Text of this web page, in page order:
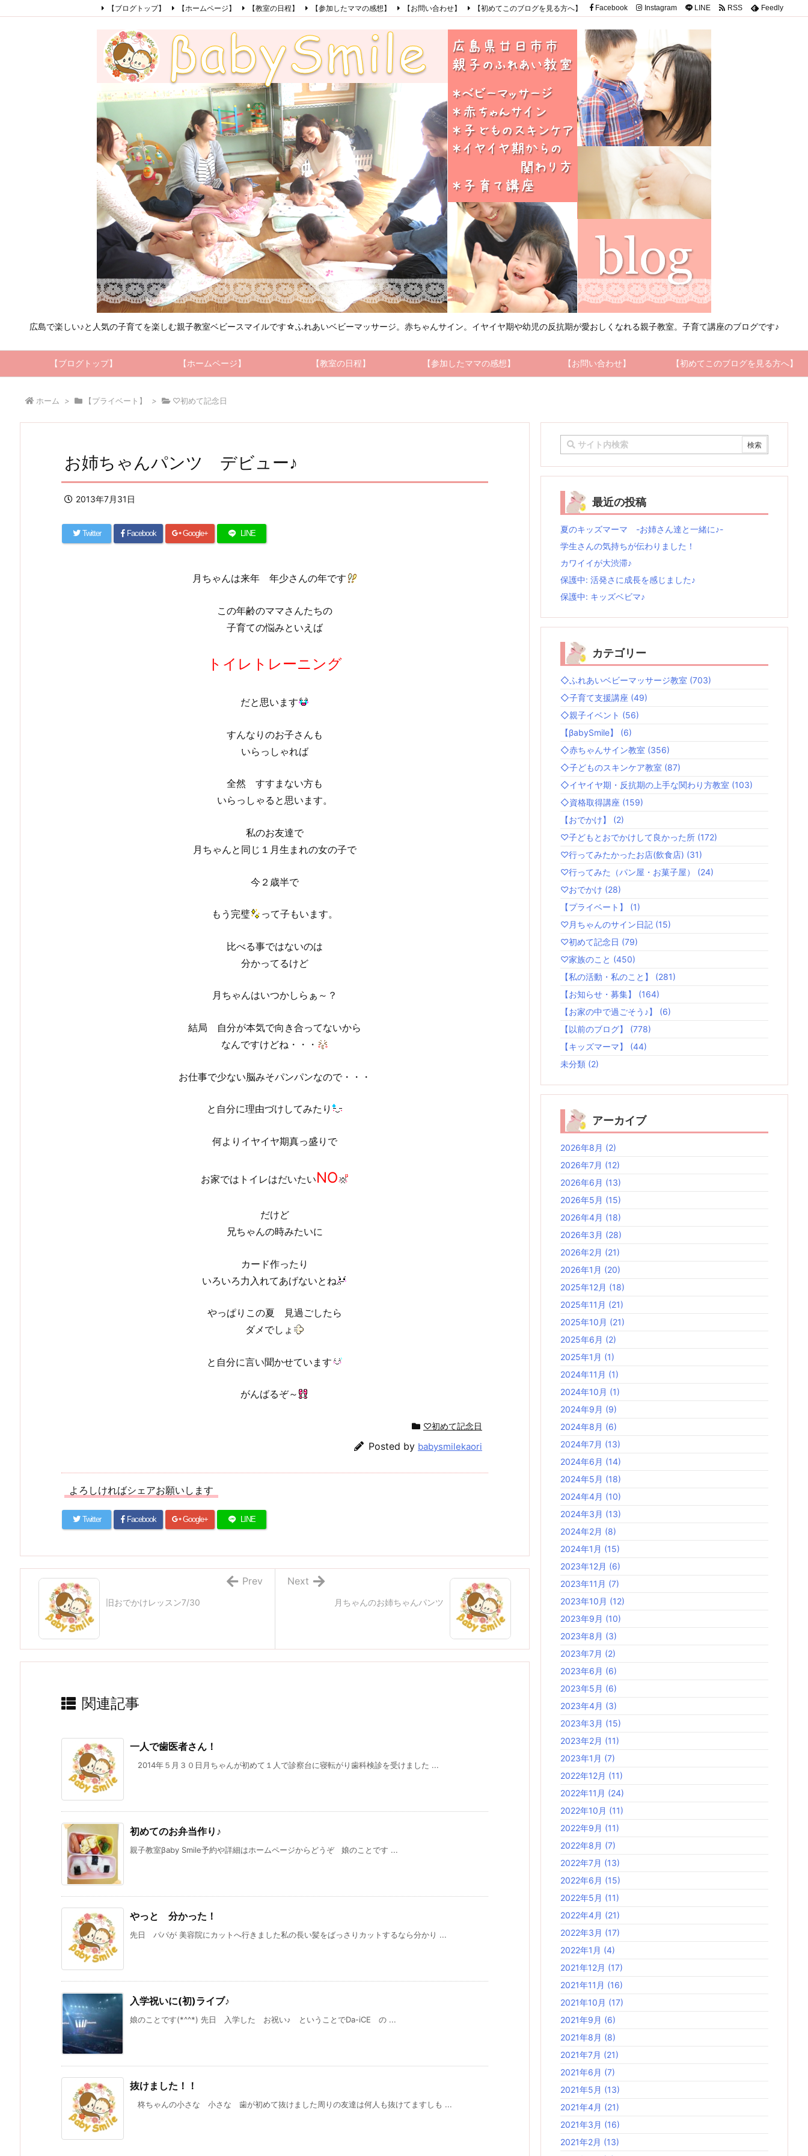
広島で楽しい♪と人気の子育てを楽しむ親子教室ベビースマイルです☆ふれあいベビーマッサージ。赤ちゃんサイン。イヤイヤ期や幼児の反抗期が愛おしくなれる親子教室。子育て講座のブログです♪
【ブログトップ】 【ホームページ】 【教室の日程】 【参加したママの感想】 【お問い合わせ】 【初めてこのブログを見る方へ】
【ブログトップ】 【ホームページ】 【教室の日程】 【参加したママの感想】 【お問い合わせ】 【初めてこのブログを見る方へ】 Facebook Instagram LINE RSS Feedly
ホーム > 【プライベート】 > ♡初めて記念日
お姉ちゃんパンツ デビュー♪
2013年7月31日
Twitter Facebook Google+ LINE
月ちゃんは来年 年少さんの年です
この年齢のママさんたちの
子育ての悩みといえば
トイレトレーニング
だと思います
すんなりのお子さんも
いらっしゃれば
全然 すすまない方も
いらっしゃると思います。
私のお友達で
月ちゃんと同じ１月生まれの女の子で
今２歳半で
もう完璧 って子もいます。
比べる事ではないのは
分かってるけど
月ちゃんはいつかしらぁ～？
結局 自分が本気で向き合ってないから
なんですけどね・・・
お仕事で少ない脳みそパンパンなので・・・
と自分に理由づけしてみたり
何よりイヤイヤ期真っ盛りで
お家ではトイレはだいたいNO
だけど
兄ちゃんの時みたいに
カード作ったり
いろいろ力入れてあげないとね
やっぱりこの夏 見過ごしたら
ダメでしょ
と自分に言い聞かせています
がんばるぞ～
♡初めて記念日
Posted by babysmilekaori
よろしければシェアお願いします
Twitter Facebook Google+ LINE
月ちゃんのお姉ちゃんパンツ
Next
旧おでかけレッスン7/30
Prev
関連記事
一人で歯医者さん！
2014年５月３０日月ちゃんが初めて１人で診察台に寝転がり歯科検診を受けました ...
初めてのお弁当作り♪
親子教室βaby Smile予約や詳細はホームページからどうぞ 娘のことです ...
やっと 分かった！
先日 パパが 美容院にカットへ行きました私の長い髪をばっさりカットするなら分かり ...
入学祝いに(初)ライブ♪
娘のことです(*^^*) 先日 入学した お祝い♪ ということでDa-iCE の ...
抜けました！！
柊ちゃんの小さな 小さな 歯が初めて抜けました周りの友達は何人も抜けてますしも ...
最近の投稿
夏のキッズマーマ -お姉さん達と一緒に♪-
学生さんの気持ちが伝わりました！
カワイイが大渋滞♪
保護中: 活発さに成長を感じました♪
保護中: キッズベビマ♪
カテゴリー
◇ふれあいベビーマッサージ教室 (703)
◇子育て支援講座 (49)
◇親子イベント (56)
【βabySmile】 (6)
◇赤ちゃんサイン教室 (356)
◇子どものスキンケア教室 (87)
◇イヤイヤ期・反抗期の上手な関わり方教室 (103)
◇資格取得講座 (159)
【おでかけ】 (2)
♡子どもとおでかけして良かった所 (172)
♡行ってみたかったお店(飲食店) (31)
♡行ってみた（パン屋・お菓子屋） (24)
♡おでかけ (28)
【プライベート】 (1)
♡月ちゃんのサイン日記 (15)
♡初めて記念日 (79)
♡家族のこと (450)
【私の活動・私のこと】 (281)
【お知らせ・募集】 (164)
【お家の中で過ごそう♪】 (6)
【以前のブログ】 (778)
【キッズマーマ】 (44)
未分類 (2)
アーカイブ
2026年8月 (2)
2026年7月 (12)
2026年6月 (13)
2026年5月 (15)
2026年4月 (18)
2026年3月 (28)
2026年2月 (21)
2026年1月 (20)
2025年12月 (18)
2025年11月 (21)
2025年10月 (21)
2025年6月 (2)
2025年1月 (1)
2024年11月 (1)
2024年10月 (1)
2024年9月 (9)
2024年8月 (6)
2024年7月 (13)
2024年6月 (14)
2024年5月 (18)
2024年4月 (10)
2024年3月 (13)
2024年2月 (8)
2024年1月 (15)
2023年12月 (6)
2023年11月 (7)
2023年10月 (12)
2023年9月 (10)
2023年8月 (3)
2023年7月 (2)
2023年6月 (6)
2023年5月 (6)
2023年4月 (3)
2023年3月 (15)
2023年2月 (11)
2023年1月 (7)
2022年12月 (11)
2022年11月 (24)
2022年10月 (11)
2022年9月 (11)
2022年8月 (7)
2022年7月 (13)
2022年6月 (15)
2022年5月 (11)
2022年4月 (21)
2022年3月 (17)
2022年1月 (4)
2021年12月 (17)
2021年11月 (16)
2021年10月 (17)
2021年9月 (6)
2021年8月 (8)
2021年7月 (21)
2021年6月 (7)
2021年5月 (13)
2021年4月 (21)
2021年3月 (16)
2021年2月 (13)